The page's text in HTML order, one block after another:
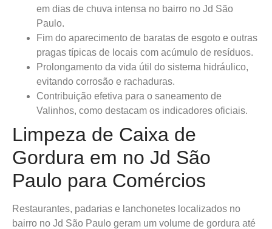
em dias de chuva intensa no bairro no Jd São
Paulo.
Fim do aparecimento de baratas de esgoto e outras
pragas típicas de locais com acúmulo de resíduos.
Prolongamento da vida útil do sistema hidráulico,
evitando corrosão e rachaduras.
Contribuição efetiva para o saneamento de
Valinhos, como destacam os indicadores oficiais.
Limpeza de Caixa de
Gordura em no Jd São
Paulo para Comércios
Restaurantes, padarias e lanchonetes localizados no
bairro no Jd São Paulo geram um volume de gordura até